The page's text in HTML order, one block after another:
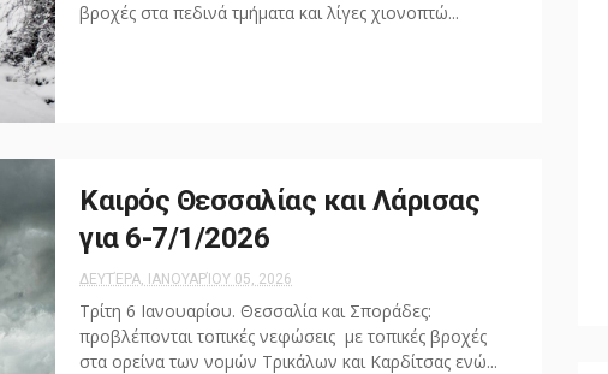
βροχές στα πεδινά τμήματα και λίγες χιονοπτώ...
Καιρός Θεσσαλίας και Λάρισας
για 6-7/1/2026
ΔΕΥΤΈΡΑ, ΙΑΝΟΥΑΡΊΟΥ 05, 2026
Τρίτη 6 Ιανουαρίου. Θεσσαλία και Σποράδες:
προβλέπονται τοπικές νεφώσεις με τοπικές βροχές
στα ορείνα των νομών Τρικάλων και Καρδίτσας ενώ...